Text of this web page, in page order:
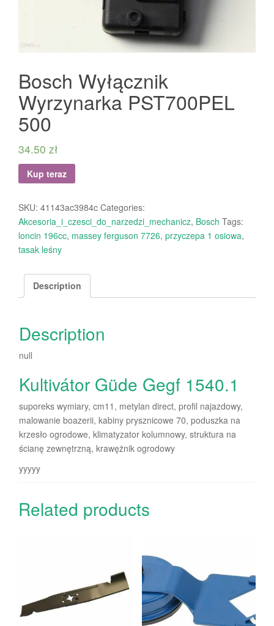
Bosch Wyłącznik
Wyrzynarka PST700PEL
500
34.50 zł
Kup teraz
SKU: 41143ac3984c Categories:
Akcesoria_i_czesci_do_narzedzi_mechanicz, Bosch Tags:
loncin 196cc, massey ferguson 7726, przyczepa 1 osiowa,
tasak leśny
Description
Description
null
Kultivátor Güde Gegf 1540.1
suporeks wymiary, cm11, metylan direct, profil najazdowy,
malowanie boazerii, kabiny prysznicowe 70, poduszka na
krzesło ogrodowe, klimatyzator kolumnowy, struktura na
ścianę zewnętrzną, krawężnik ogrodowy
yyyyy
Related products